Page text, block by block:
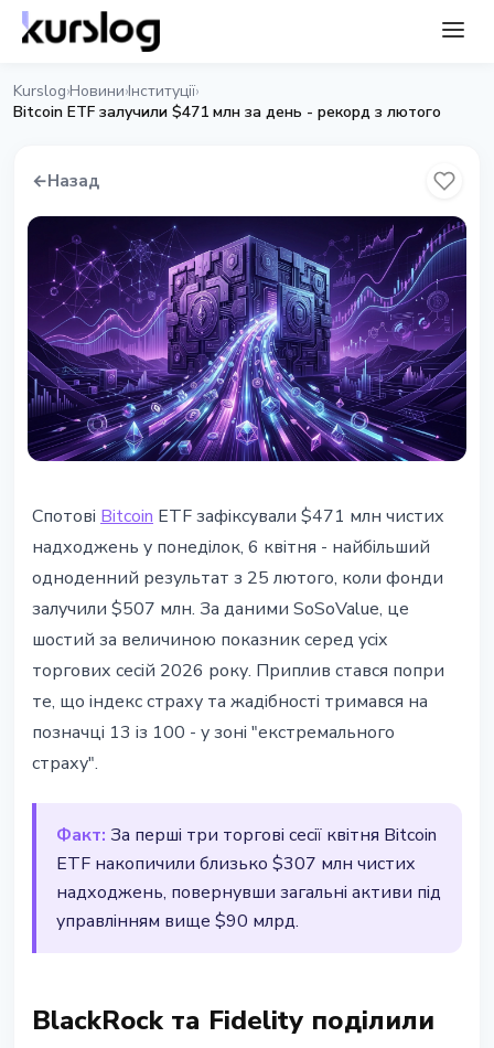
Kurslog›Новини›Інституції›
Bitcoin ETF залучили $471 млн за день - рекорд з лютого
←Назад
Bitcoin ETF залучили $471 млн за
день - рекорд з лютого 2026
7 квітня 2026 р.2 хв читання
Наталія Дорофєєва
Спотові Bitcoin ETF зафіксували $471 млн чистих
надходжень у понеділок, 6 квітня - найбільший
одноденний результат з 25 лютого, коли фонди
залучили $507 млн. За даними SoSoValue, це
шостий за величиною показник серед усіх
торгових сесій 2026 року. Приплив стався попри
те, що індекс страху та жадібності тримався на
позначці 13 із 100 - у зоні "екстремального
страху".
Факт: За перші три торгові сесії квітня Bitcoin
ETF накопичили близько $307 млн чистих
надходжень, повернувши загальні активи під
управлінням вище $90 млрд.
BlackRock та Fidelity поділили